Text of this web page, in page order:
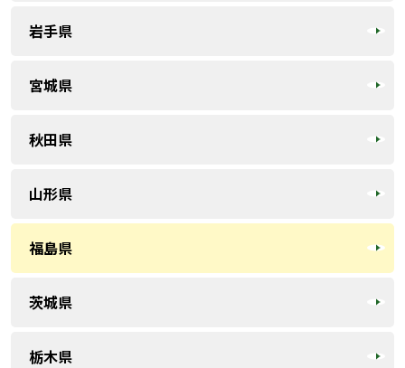
岩手県
宮城県
秋田県
山形県
福島県
茨城県
栃木県